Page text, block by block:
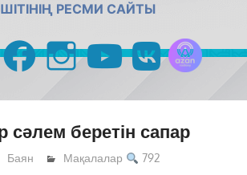
РЕСМИ САЙТЫ
facebookinstagramyoutubevk
сәлем беретін сапар
Баян Мақалалар 792